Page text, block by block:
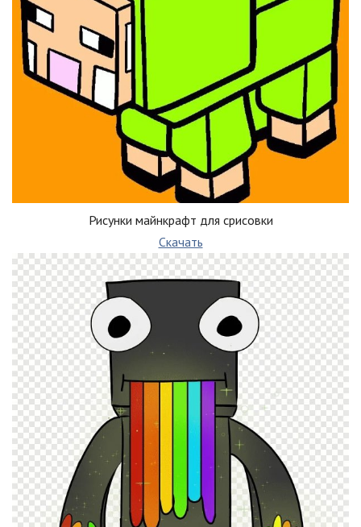
Рисунки майнкрафт для срисовки
Скачать